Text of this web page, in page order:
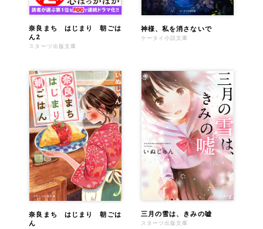
奈良まち はじまり 朝ごは
ん2
スターツ出版文庫
神様、私を消さないで
ケータイ小説文庫
奈良まち はじまり 朝ごは
ん
三月の雪は、きみの嘘
スターツ出版文庫